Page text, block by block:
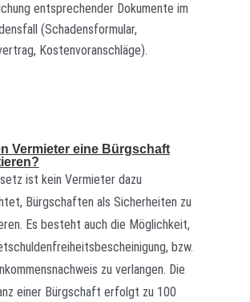
entsprechender Dokumente im
(Schadensformular,
Kostenvoranschläge).
Vermieter eine Bürgschaft
ist kein Vermieter dazu
Bürgschaften als Sicherheiten zu
Es besteht auch die Möglichkeit,
bzw.
zu verlangen. Die
einer Bürgschaft erfolgt zu 100